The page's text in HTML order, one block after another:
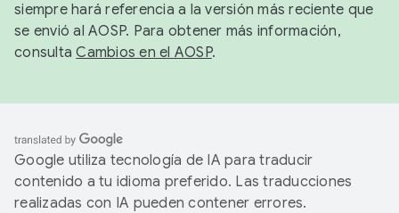
siempre hará referencia a la versión más reciente que
se envió al AOSP. Para obtener más información,
consultaCambios en el AOSP.
Google utiliza tecnología de IA para traducir
contenido a tu idioma preferido. Las traducciones
realizadas con IA pueden contener errores.